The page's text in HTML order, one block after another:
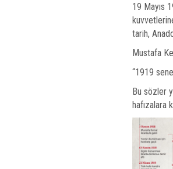
19 Mayıs
tarih,
Mustafa
“1919
Bu sözler
hafızalara